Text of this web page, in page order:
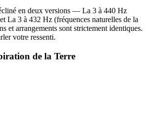
en deux versions — La 3 à 440 Hz
La 3 à 432 Hz (fréquences naturelles de la
et arrangements sont strictement identiques.
votre ressenti.
de la Terre